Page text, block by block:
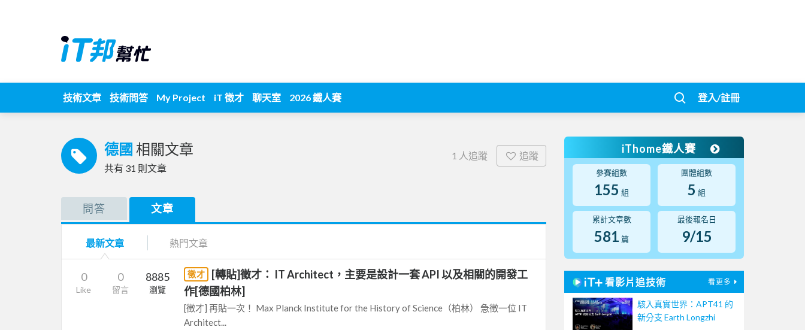
技術文章 技術問答 My Project iT 徵才 聊天室 2026 鐵人賽 登入/註冊
德國 相關文章
共有 31 則文章
1 人追蹤 追蹤
問答 文章
最新文章 熱門文章
0
Like
0
留言
8885
瀏覽
徵才
[轉貼]徵才： IT Architect，主要是設計一套 API 以及相關的開發工
作[德國柏林]
[徵才] 再貼一次！ Max Planck Institute for the History of Science（柏林） 急徵一位 IT
Architect...
iThome鐵人賽
參賽組數
155 組
團體組數
5 組
累計文章數
581 篇
最後報名日
9/15
看影片追技術 看更多
駭入真實世界：APT41 的
新分支 Earth Longzhi